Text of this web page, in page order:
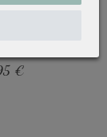
Grün Latex
€